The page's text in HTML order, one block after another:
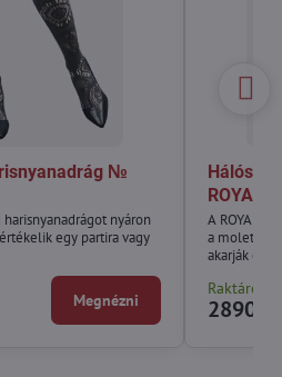
№
nyáron
egy partira vagy
Megnézni
Hálós
ROYAL
A ROYAL
a molett
akarják
Raktáron
2890 Ft